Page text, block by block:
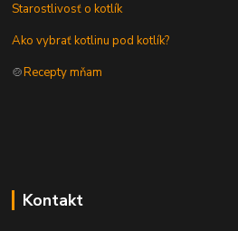
Starostlivosť o kotlík
Ako vybrať kotlinu pod kotlík?
🍲Recepty mňam
Kontakt